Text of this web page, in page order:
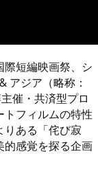
短編映画祭、シ
アジア（略称：
催・共済型プロ
トフィルムの特性
りある「侘び寂
的感覚を探る企画